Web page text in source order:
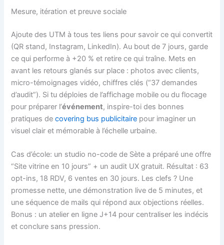
Mesure, itération et preuve sociale
Ajoute des UTM à tous tes liens pour savoir ce qui convertit
(QR stand, Instagram, LinkedIn). Au bout de 7 jours, garde
ce qui performe à +20 % et retire ce qui traîne. Mets en
avant les retours glanés sur place : photos avec clients,
micro-témoignages vidéo, chiffres clés (“37 demandes
d’audit”). Si tu déploies de l’affichage mobile ou du flocage
pour préparer l’événement, inspire-toi des bonnes
pratiques decovering bus publicitaire pour imaginer un
visuel clair et mémorable à l’échelle urbaine.
Cas d’école: un studio no-code de Sète a préparé une offre
“Site vitrine en 10 jours” + un audit UX gratuit. Résultat : 63
opt-ins, 18 RDV, 6 ventes en 30 jours. Les clefs ? Une
promesse nette, une démonstration live de 5 minutes, et
une séquence de mails qui répond aux objections réelles.
Bonus : un atelier en ligne J+14 pour centraliser les indécis
et conclure sans pression.